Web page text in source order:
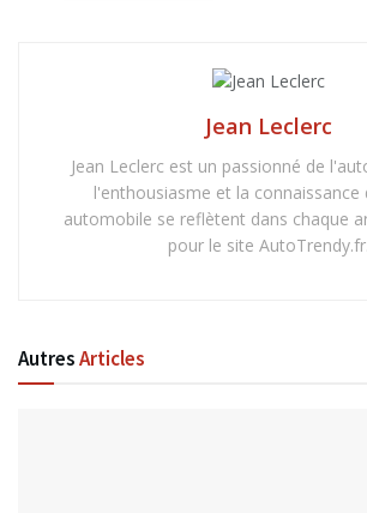
Jean Leclerc
Jean Leclerc est un passionné de
l'enthousiasme et la connaissance
automobile se reflètent dans chaque
pour le site AutoTrendy.fr.
AutresArticles